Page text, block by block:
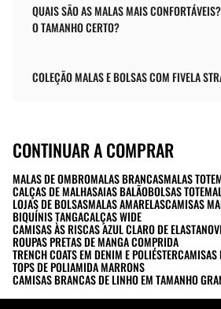
QUAIS SÃO AS MALAS MAIS
O TAMANHO CERTO?
COLEÇÃO MALAS E BOLSAS COM FIVELA
CONTINUAR A COMPRAR
MALAS DE OMBROMALAS BRANCASMALAS TOTE
CALÇAS DE MALHASAIAS BALÃOBOLSAS TOTE
LOJAS DE BOLSASMALAS AMARELASCAMISAS
BIQUÍNIS TANGACALÇAS WIDE
CAMISAS ÀS RISCAS AZUL CLARO DE ELASTANO
ROUPAS PRETAS DE MANGA COMPRIDA
TRENCH COATS EM DENIM E POLIÉSTERCAMISAS
TOPS DE POLIAMIDA MARRONS
CAMISAS BRANCAS DE LINHO EM TAMANHO